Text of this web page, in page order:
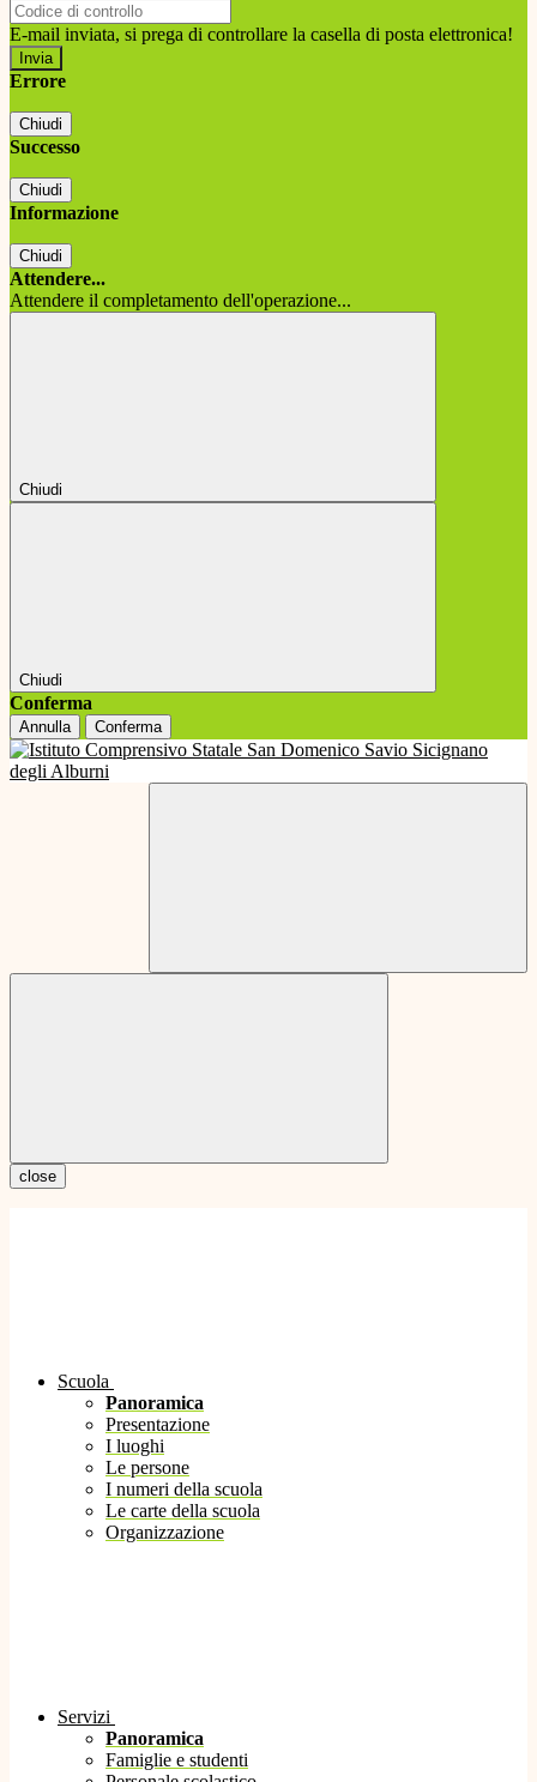
E-mail inviata, si prega di controllare la casella di posta elettronica!
Errore
Chiudi
Successo
Chiudi
Informazione
Chiudi
Attendere...
Attendere il completamento dell'operazione...
Chiudi
Chiudi
Conferma
Annulla Conferma
close
Scuola
Panoramica
Presentazione
I luoghi
Le persone
I numeri della scuola
Le carte della scuola
Organizzazione
Servizi
Panoramica
Famiglie e studenti